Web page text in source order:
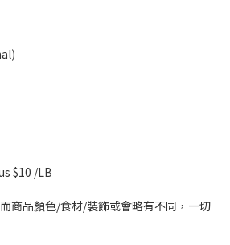
$10 /LB
商品顏色/食材/裝飾或會略有不同，一切